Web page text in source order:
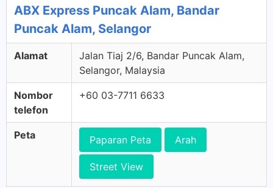
ABX Express Puncak Alam, Bandar
Puncak Alam, Selangor
Alamat
Jalan Tiaj 2/6, Bandar Puncak Alam,
Selangor, Malaysia
Nombor
telefon
+60 03-7711 6633
Peta Paparan Peta Arah
Street View